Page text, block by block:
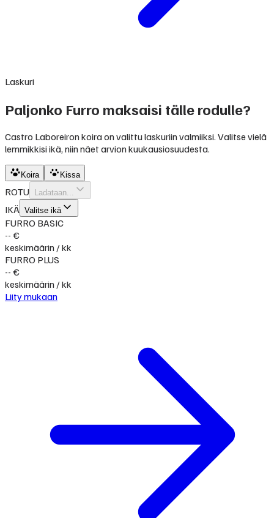
Laskuri
Paljonko Furro maksaisi tälle rodulle?
Castro Laboreiron koira on valittu laskuriin valmiiksi. Valitse vielä
lemmikkisi ikä, niin näet arvion kuukausiosuudesta.
Koira Kissa
ROTU Ladataan...
IKÄ Valitse ikä
FURRO BASIC
-- €
keskimäärin / kk
FURRO PLUS
-- €
keskimäärin / kk
Liity mukaan